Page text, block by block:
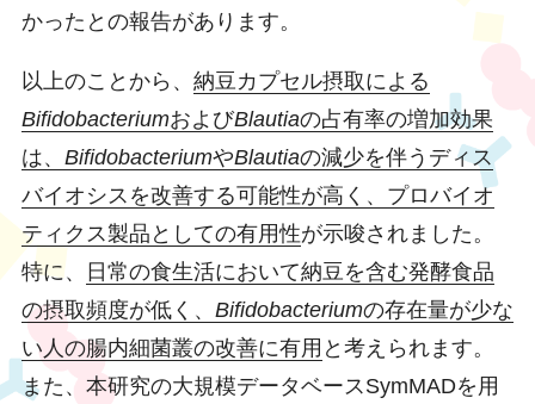
かったとの報告があります。
以上のことから、 納豆カプセル摂取による
BifidobacteriumおよびBlautiaの占有率の増加効果
は、 BifidobacteriumやBlautiaの減少を伴うディス
バイオシスを改善する可能性が高く、プロバイオ
ティクス製品としての有用性が示唆されました。
特に、
日常の食生活において納豆を含む発酵食品
の摂取頻度が低く、 Bifidobacteriumの存在量が少な
い人の腸内細菌叢の改善に有用 と考えられます。
また、本研究の大規模データベースSymMADを用